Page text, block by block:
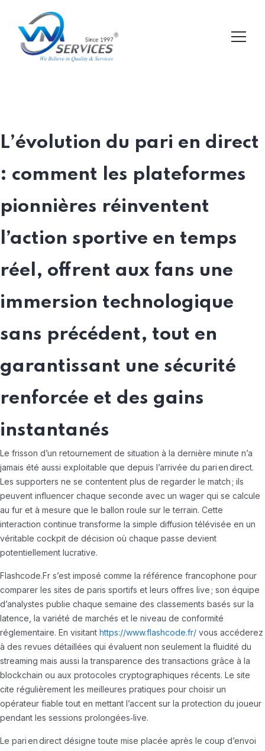
L’évolution du pari en direct
: comment les plateformes
pionnières réinventent
l’action sportive en temps
réel, offrent aux fans une
immersion technologique
sans précédent, tout en
garantissant une sécurité
renforcée et des gains
instantanés
Le frisson d’un retournement de situation à la dernière minute n’a
jamais été aussi exploitable que depuis l’arrivée du pari en direct.
Les supporters ne se contentent plus de regarder le match ; ils
peuvent influencer chaque seconde avec un wager qui se calcule
au fur et à mesure que le ballon roule sur le terrain. Cette
interaction continue transforme la simple diffusion télévisée en un
véritable cockpit de décision où chaque passe devient
potentiellement lucrative.
Flashcode.Fr s’est imposé comme la référence francophone pour
comparer les sites de paris sportifs et leurs offres live ; son équipe
d’analystes publie chaque semaine des classements basés sur la
latence, la variété de marchés et le niveau de conformité
réglementaire. En visitant https://www.flashcode.fr/ vous accéderez
à des revues détaillées qui évaluent non seulement la fluidité du
streaming mais aussi la transparence des transactions grâce à la
blockchain ou aux protocoles cryptographiques récents. Le site
cite régulièrement les meilleures pratiques pour choisir un
opérateur fiable tout en mettant l’accent sur la protection du joueur
pendant les sessions prolongées‑live.
Le pari en direct désigne toute mise placée après le coup d’envoi